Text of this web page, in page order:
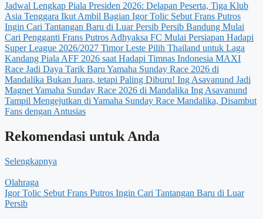
Jadwal Lengkap Piala Presiden 2026: Delapan Peserta, Tiga Klub
Asia Tenggara Ikut Ambil Bagian Igor Tolic Sebut Frans Putros
Ingin Cari Tantangan Baru di Luar Persib Persib Bandung Mulai
Cari Pengganti Frans Putros Adhyaksa FC Mulai Persiapan Hadapi
Super League 2026/2027 Timor Leste Pilih Thailand untuk Laga
Kandang Piala AFF 2026 saat Hadapi Timnas Indonesia MAXI
Race Jadi Daya Tarik Baru Yamaha Sunday Race 2026 di
Mandalika Bukan Juara, tetapi Paling Diburu! Ing Asavanund Jadi
Magnet Yamaha Sunday Race 2026 di Mandalika Ing Asavanund
Tampil Mengejutkan di Yamaha Sunday Race Mandalika, Disambut
Fans dengan Antusias
Rekomendasi untuk Anda
Selengkapnya
Olahraga
Igor Tolic Sebut Frans Putros Ingin Cari Tantangan Baru di Luar
Persib